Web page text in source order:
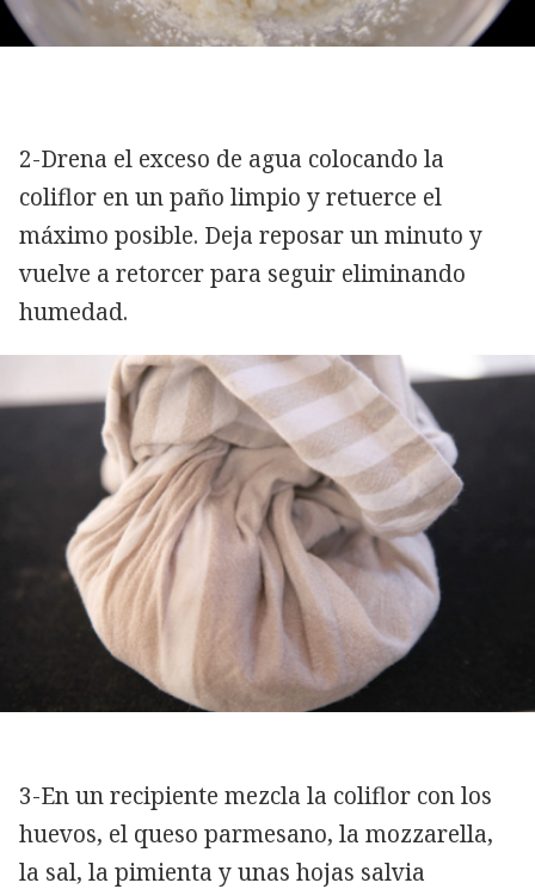
2-Drena el exceso de agua colocando la
coliflor en un paño limpio y retuerce el
máximo posible. Deja reposar un minuto y
vuelve a retorcer para seguir eliminando
humedad.
3-En un recipiente mezcla la coliflor con los
huevos, el queso parmesano, la mozzarella,
la sal, la pimienta y unas hojas salvia